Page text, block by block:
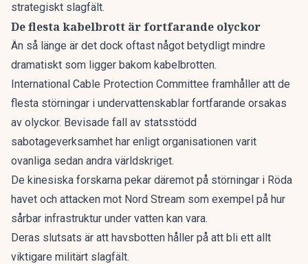
strategiskt slagfält.
De flesta kabelbrott är fortfarande olyckor
Än så länge är det dock oftast något betydligt mindre
dramatiskt som ligger bakom kabelbrotten.
International Cable Protection Committee framhåller att de
flesta störningar i undervattenskablar fortfarande orsakas
av olyckor. Bevisade fall av statsstödd
sabotageverksamhet har enligt organisationen varit
ovanliga sedan andra världskriget.
De kinesiska forskarna pekar däremot på störningar i Röda
havet och attacken mot Nord Stream som exempel på hur
sårbar infrastruktur under vatten kan vara.
Deras slutsats är att havsbotten håller på att bli ett allt
viktigare militärt slagfält.